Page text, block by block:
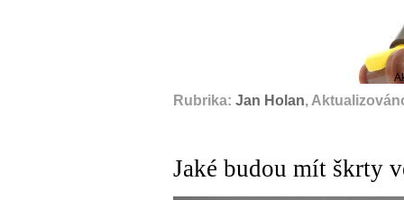
Rubrika: Jan Holan,
Jaké budou mít škrty